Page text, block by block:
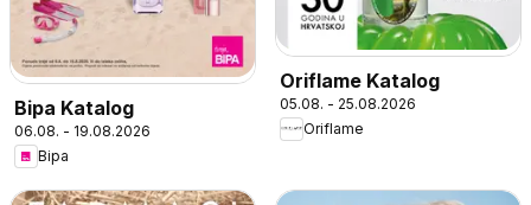
Bipa Katalog
06.08. - 19.08.2026
Bipa
Oriflame Katalog
05.08. - 25.08.2026
Oriflame